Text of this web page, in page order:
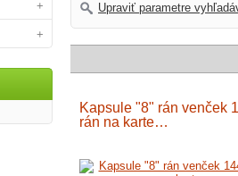
Upraviť parametre
Kapsule "8" rán venček
rán na karte…